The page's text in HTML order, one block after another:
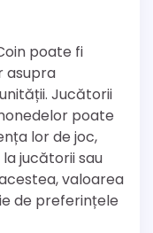
poate fi
asupra
Jucătorii
poate
lor de joc,
jucătorii sau
valoarea
de preferințele